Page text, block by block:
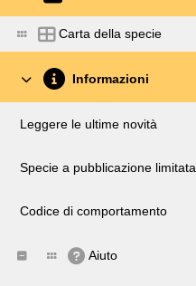
Carta della specie
Informazioni
Leggere le ultime novità
Specie a pubblicazione limitata
Codice di comportamento
Aiuto